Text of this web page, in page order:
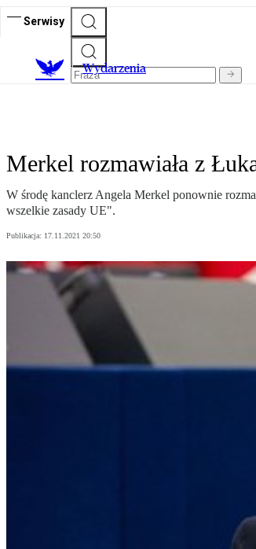
Serwisy
Wydarzenia
Merkel rozmawiała z
W środę kanclerz Angela Merkel ponownie
wszelkie zasady UE".
Publikacja: 17.11.2021 20:50